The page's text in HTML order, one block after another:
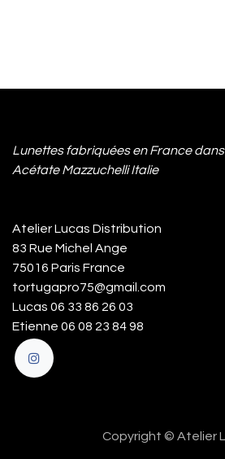
Lunettes fabriquées en France
Acétate Mazzuchelli Italie
Atelier Lucas Distribution
83 Rue Michel Ange
75016 Paris France
tortugapro75@gmail.com
Lucas 06 33 86 26 03
Etienne 06 08 23 84 98
Copyright © Atelier